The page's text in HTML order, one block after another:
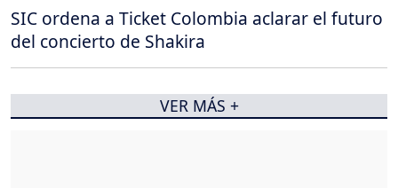
SIC ordena a Ticket Colombia aclarar el futuro
del concierto de Shakira
VER MÁS +